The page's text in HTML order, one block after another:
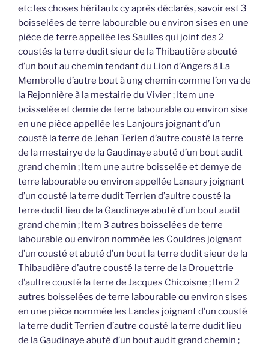
etc les choses héritaulx cy après déclarés, savoir est 3
boisselées de terre labourable ou environ sises en une
pièce de terre appellée les Saulles qui joint des 2
coustés la terre dudit sieur de la Thibautière abouté
d’un bout au chemin tendant du Lion d’Angers à La
Membrolle d’autre bout à ung chemin comme l’on va de
la Rejonnière à la mestairie du Vivier ; Item une
boisselée et demie de terre labourable ou environ sise
en une pièce appellée les Lanjours joignant d’un
cousté la terre de Jehan Terien d’autre cousté la terre
de la mestairye de la Gaudinaye abuté d’un bout audit
grand chemin ; Item une autre boisselée et demye de
terre labourable ou environ appellée Lanaury joignant
d’un cousté la terre dudit Terrien d’aultre cousté la
terre dudit lieu de la Gaudinaye abuté d’un bout audit
grand chemin ; Item 3 autres boisselées de terre
labourable ou environ nommée les Couldres joignant
d’un cousté et abuté d’un bout la terre dudit sieur de la
Thibaudière d’autre cousté la terre de la Drouettrie
d’aultre cousté la terre de Jacques Chicoisne ; Item 2
autres boisselées de terre labourable ou environ sises
en une pièce nommée les Landes joignant d’un cousté
la terre dudit Terrien d’autre cousté la terre dudit lieu
de la Gaudinaye abuté d’un bout audit grand chemin ;